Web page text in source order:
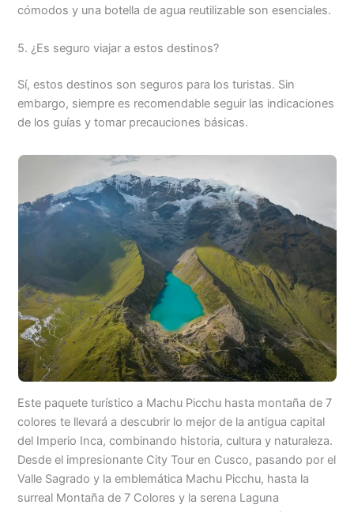
cómodos y una botella de agua reutilizable son esenciales.
5. ¿Es seguro viajar a estos destinos?
Sí, estos destinos son seguros para los turistas. Sin
embargo, siempre es recomendable seguir las indicaciones
de los guías y tomar precauciones básicas.
Este paquete turístico a Machu Picchu hasta montaña de 7
colores te llevará a descubrir lo mejor de la antigua capital
del Imperio Inca, combinando historia, cultura y naturaleza.
Desde el impresionante City Tour en Cusco, pasando por el
Valle Sagrado y la emblemática Machu Picchu, hasta la
surreal Montaña de 7 Colores y la serena Laguna